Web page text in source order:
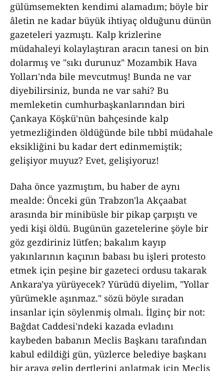
gülümsemekten kendimi alamadım; böyle bir
âletin ne kadar büyük ihtiyaç olduğunu dünün
gazeteleri yazmıştı. Kalp krizlerine
müdahaleyi kolaylaştıran aracın tanesi on bin
dolarmış ve "sıkı durunuz" Mozambik Hava
Yolları'nda bile mevcutmuş! Bunda ne var
diyebilirsiniz, bunda ne var sahi? Bu
memleketin cumhurbaşkanlarından biri
Çankaya Köşkü'nün bahçesinde kalp
yetmezliğinden öldüğünde bile tıbbî müdahale
eksikliğini bu kadar dert edinmemiştik;
gelişiyor muyuz? Evet, gelişiyoruz!
Daha önce yazmıştım, bu haber de aynı
mealde: Önceki gün Trabzon'la Akçaabat
arasında bir minibüsle bir pikap çarpıştı ve
yedi kişi öldü. Bugünün gazetelerine şöyle bir
göz gezdiriniz lütfen; bakalım kayıp
yakınlarının kaçının babası bu işleri protesto
etmek için peşine bir gazeteci ordusu takarak
Ankara'ya yürüyecek? Yürüdü diyelim, "Yollar
yürümekle aşınmaz." sözü böyle sıradan
insanlar için söylenmiş olmalı. İlginç bir not:
Bağdat Caddesi'ndeki kazada evladını
kaybeden babanın Meclis Başkanı tarafından
kabul edildiği gün, yüzlerce belediye başkanı
bir araya gelip dertlerini anlatmak için Meclis